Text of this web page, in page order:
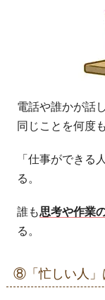
電話や誰かが話
同じことを何度
「仕事ができる
る。
誰も思考や作業
る。
⑧「忙しい人」